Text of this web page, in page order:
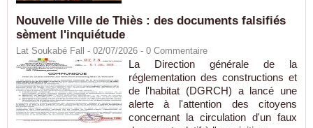
Nouvelle Ville de Thiès : des documents falsifiés
sèment l'inquiétude
Lat Soukabé Fall - 02/07/2026 - 0 Commentaire
La Direction générale de la
réglementation des constructions et
de l'habitat (DGRCH) a lancé une
alerte à l'attention des citoyens
concernant la circulation d'un faux